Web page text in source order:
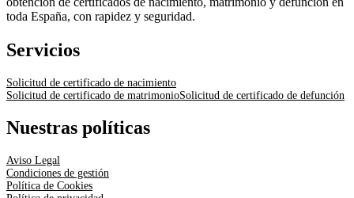
toda España, con rapidez y seguridad.
Servicios
Solicitud de certificado de nacimiento
Solicitud de certificado de matrimonioSolicitud de certificado de defunción
Nuestras políticas
Aviso Legal
Condiciones de gestión
Política de Cookies